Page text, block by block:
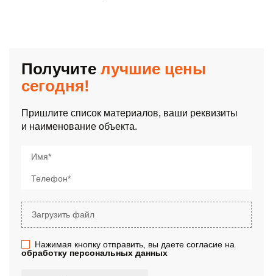
Получите лучшие цены
сегодня!
Пришлите список материалов, ваши реквизиты
и наименование объекта.
Имя*
Телефон*
Загрузить файл
Нажимая кнопку отправить, вы даете согласие на
обработку персональных данных